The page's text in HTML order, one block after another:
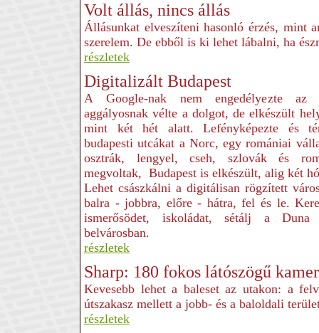
Volt állás, nincs állás
Állásunkat elveszíteni hasonló érzés, mint
szerelem. De ebből is ki lehet lábalni, ha
részletek
Digitalizált Budapest
A Google-nak nem engedélyezte az
aggályosnak vélte a dolgot, de elkészült
mint két hét alatt. Lefényképezte és
budapesti utcákat a Norc, egy romániai
osztrák, lengyel, cseh, szlovák és
megvoltak, Budapest is elkészült, alig két
Lehet császkálni a digitálisan rögzített
balra - jobbra, előre - hátra, fel és le.
ismerősödet, iskoládat, sétálj a
belvárosban.
részletek
Sharp: 180 fokos látószögű
Kevesebb lehet a baleset az utakon: a
útszakasz mellett a jobb- és a baloldali
részletek